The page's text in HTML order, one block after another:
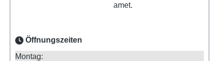
amet.
Öffnungszeiten
Montag: